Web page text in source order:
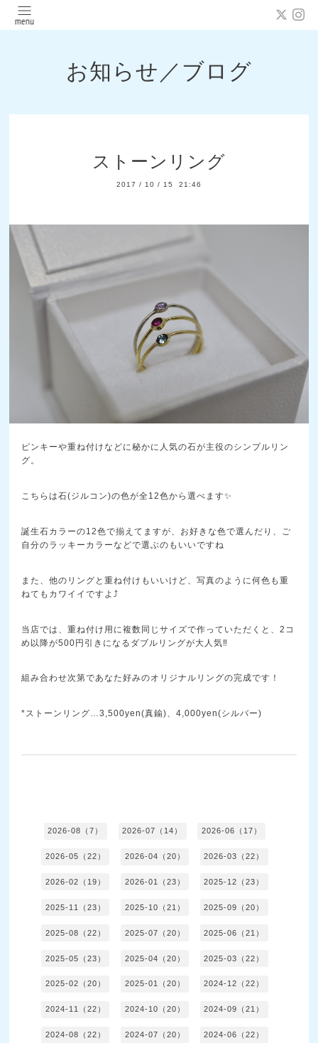
お知らせ／ブログ
ストーンリング
2017 / 10 / 15 21:46
ピンキーや重ね付けなどに秘かに人気の石が主役のシンプルリン
グ。
こちらは石(ジルコン)の色が全12色から選べます✨
誕生石カラーの12色で揃えてますが、お好きな色で選んだり、ご
自分のラッキーカラーなどで選ぶのもいいですね
また、他のリングと重ね付けもいいけど、写真のように何色も重
ねてもカワイイですよ⤴️
当店では、重ね付け用に複数同じサイズで作っていただくと、2コ
め以降が500円引きになるダブルリングが大人気‼️
組み合わせ次第であなた好みのオリジナルリングの完成です！
*ストーンリング…3,500yen(真鍮)、4,000yen(シルバー)
2026-08（7） 2026-07（14） 2026-06（17）
2026-05（22） 2026-04（20） 2026-03（22）
2026-02（19） 2026-01（23） 2025-12（23）
2025-11（23） 2025-10（21） 2025-09（20）
2025-08（22） 2025-07（20） 2025-06（21）
2025-05（23） 2025-04（20） 2025-03（22）
2025-02（20） 2025-01（20） 2024-12（22）
2024-11（22） 2024-10（20） 2024-09（21）
2024-08（22） 2024-07（20） 2024-06（22）